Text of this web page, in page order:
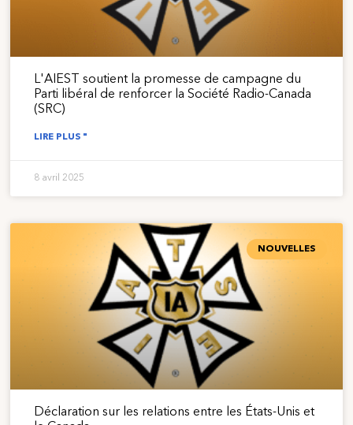
L'AIEST soutient la promesse de campagne du
Parti libéral de renforcer la Société Radio-Canada
(SRC)
LIRE PLUS "
8 avril 2025
NOUVELLES
Déclaration sur les relations entre les États-Unis et